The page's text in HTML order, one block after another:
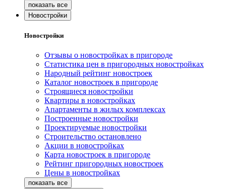
Новостройки
Новостройки
Отзывы о новостройках в пригороде
Статистика цен в пригородных новостройках
Народный рейтинг новостроек
Каталог новостроек в пригороде
Строящиеся новостройки
Квартиры в новостройках
Апартаменты в жилых комплексах
Построенные новостройки
Проектируемые новостройки
Строительство остановлено
Акции в новостройках
Карта новостроек в пригороде
Рейтинг пригородных новостроек
Цены в новостройках